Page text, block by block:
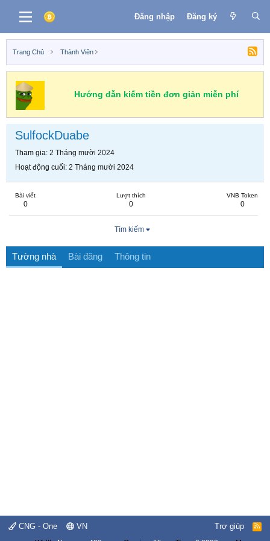
Đăng nhập Đăng ký
Trang Chủ Thành Viên
Hướng dẫn kiếm tiền đơn giản miễn phí
SulfockDuabe
Tham gia 2 Tháng mười 2024
Hoạt động cuối 2 Tháng mười 2024
Bài viết
0
Lượt thích
0
VNB Token
0
Tìm kiếm
Tường nhà Bài đăng Thông tin
CNG - One VN Trợ giúp
R